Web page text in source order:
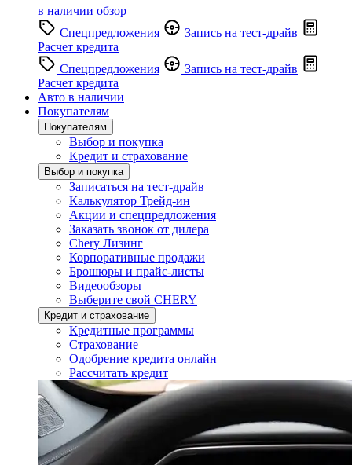
в наличии обзор
Спецпредложения
Запись на тест-драйв
Расчет кредита
Спецпредложения
Запись на тест-драйв
Расчет кредита
Авто в наличии
Покупателям
Покупателям
Выбор и покупка
Кредит и страхование
Выбор и покупка
Записаться на тест-драйв
Калькулятор Трейд-ин
Акции и спецпредложения
Заказать звонок от дилера
Chery Лизинг
Корпоративные продажи
Брошюры и прайс-листы
Видеообзоры
Выберите свой CHERY
Кредит и страхование
Кредитные программы
Страхование
Одобрение кредита онлайн
Рассчитать кредит